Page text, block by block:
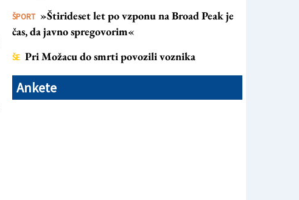
ŠPORT »Štirideset let po vzponu na Broad Peak je
čas, da javno spregovorim«
ŠE Pri Možacu do smrti povozili voznika
Ankete